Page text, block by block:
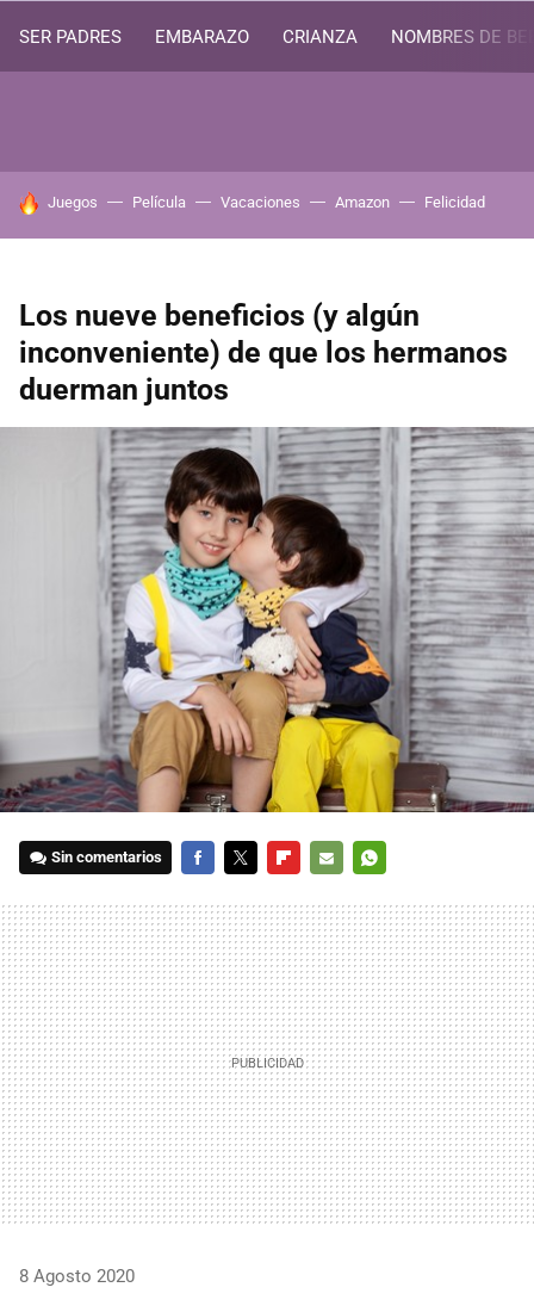
SER PADRES EMBARAZO CRIANZA NOMBRES DE
HOY SE HABLA DE
Juegos Película Vacaciones Amazon Felicidad
Los nueve beneficios (y algún
inconveniente) de que los hermanos
duerman juntos
Sin comentarios
MAIL
8 Agosto 2020